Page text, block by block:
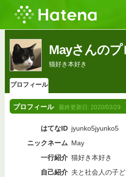
Mayさんの
猫好き本好き
プロフィール
プロフィール 最終更新日: 2020/03/29
はてなID jyunko5jyunko5
ニックネーム May
一行紹介 猫好き本好き
自己紹介 夫と社会人の子